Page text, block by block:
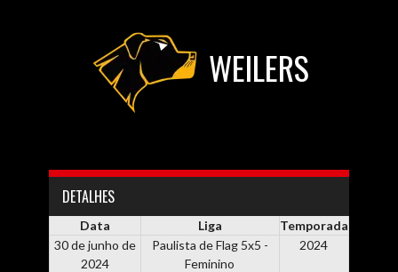
WEILERS
DETALHES
Data Liga
Temporada
30 de junho de
2024
Paulista de Flag 5x5 -
Feminino
2024